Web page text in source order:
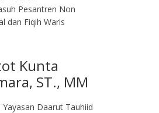
Pesantren Non
dan Fiqih Waris
Kunta
ST., MM
Yayasan Daarut Tauhiid